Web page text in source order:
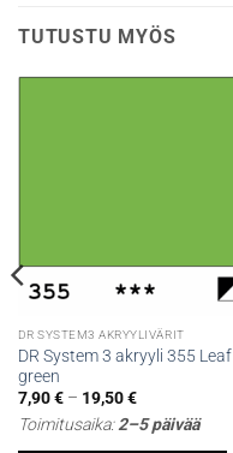
TUTUSTU MYÖS
DR SYSTEM3 AKRYYLIVÄRIT
DR System 3 akryyli 355 Leaf
green
7,90€ – 19,50€Hintaluokka:
7,90 €
-
Toimitusaika:2–5 päivää